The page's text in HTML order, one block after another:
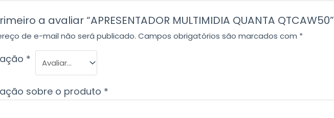
a avaliar “APRESENTADOR MULTIMIDIA QUANTA QTCAW50”
de e-mail não será publicado. Campos obrigatórios são marcados com *
*
sobre o produto *